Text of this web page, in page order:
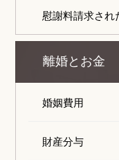
慰謝料請求され
離婚とお金
婚姻費用
財産分与